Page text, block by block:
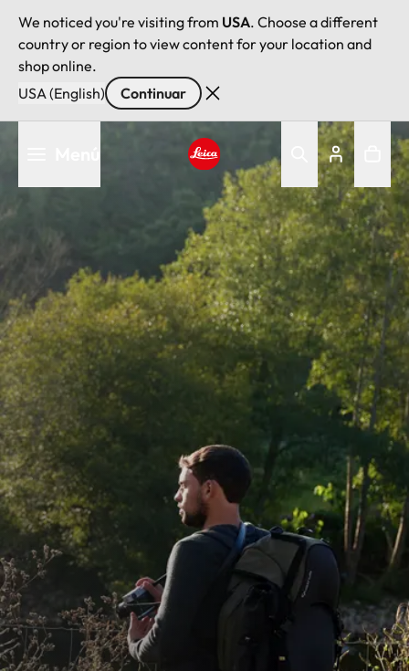
We noticed you're visiting from USA. Choose a different
country or region to view content for your location and
shop online.
USA (English)
Continuar
Leica logo - Home